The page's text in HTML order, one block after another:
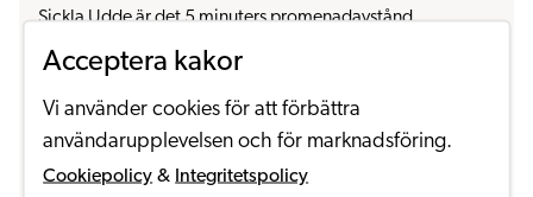
Sickla Udde är det 5 minuters promenadavstånd.
Bussar
401 och 403 till hållplats Sickla station, Sickla allé och
Sickla industriväg. Bussar 405, 409, 410, 413, 414 och
422 går till hållplats Sickla Västra respektive Alphyddan
eftersom busshållplats Sickla bro är tillfälligt indragen på
Acceptera kakor
Vi använder cookies för att förbättra
användarupplevelsen och för marknadsföring.
Cookiepolicy & Integritetspolicy